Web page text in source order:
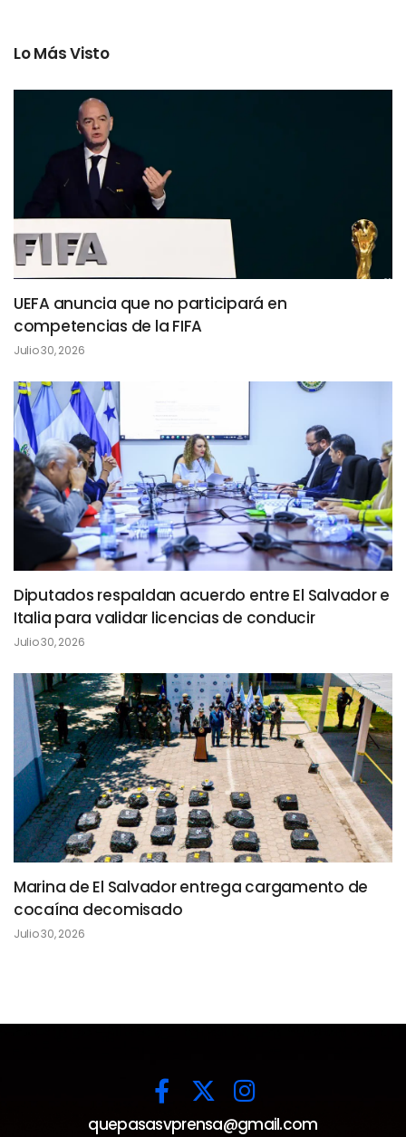
Lo Más Visto
UEFA anuncia que no participará en
competencias de la FIFA
Julio 30, 2026
Diputados respaldan acuerdo entre El Salvador e
Italia para validar licencias de conducir
Julio 30, 2026
Marina de El Salvador entrega cargamento de
cocaína decomisado
Julio 30, 2026
quepasasvprensa@gmail.com